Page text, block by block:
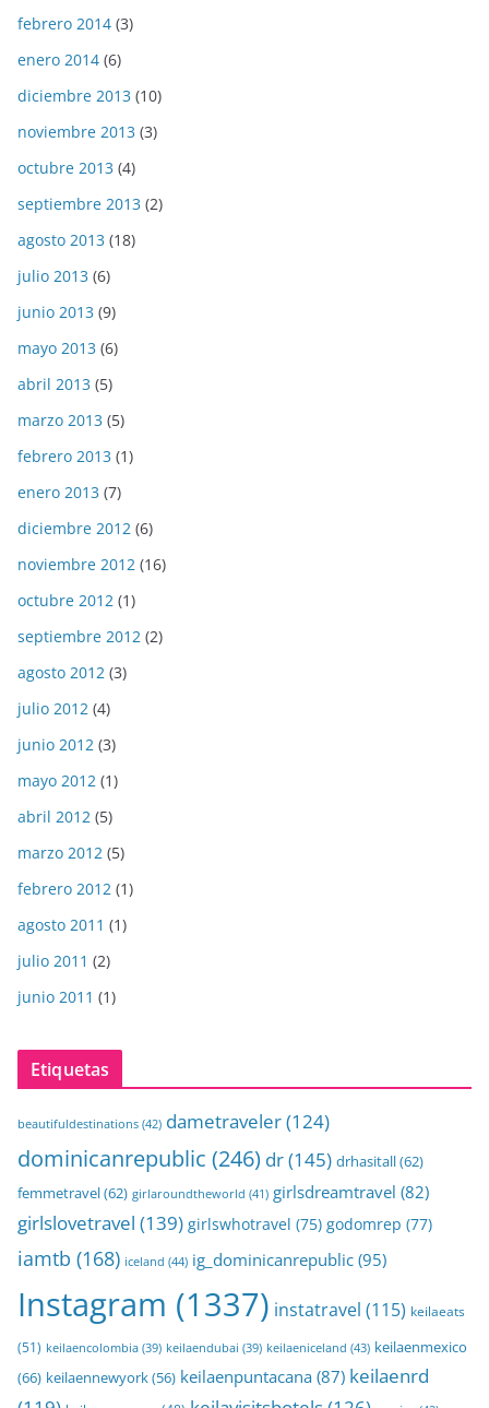
febrero 2014 (3)
enero 2014 (6)
diciembre 2013 (10)
noviembre 2013 (3)
octubre 2013 (4)
septiembre 2013 (2)
agosto 2013 (18)
julio 2013 (6)
junio 2013 (9)
mayo 2013 (6)
abril 2013 (5)
marzo 2013 (5)
febrero 2013 (1)
enero 2013 (7)
diciembre 2012 (6)
noviembre 2012 (16)
octubre 2012 (1)
septiembre 2012 (2)
agosto 2012 (3)
julio 2012 (4)
junio 2012 (3)
mayo 2012 (1)
abril 2012 (5)
marzo 2012 (5)
febrero 2012 (1)
agosto 2011 (1)
julio 2011 (2)
junio 2011 (1)
Etiquetas
beautifuldestinations (42) dametraveler(124)
dominicanrepublic (246) dr(145) drhasitall(62)
femmetravel(62) girlaroundtheworld (41) girlsdreamtravel (82)
girlslovetravel (139) girlswhotravel (75) godomrep (77)
iamtb (168) iceland (44) ig_dominicanrepublic (95)
Instagram (1337) instatravel (115) keilaeats
(51) keilaencolombia (39) keilaendubai (39) keilaeniceland (43) keilaenmexico
(66) keilaennewyork(56) keilaenpuntacana (87) keilaenrd